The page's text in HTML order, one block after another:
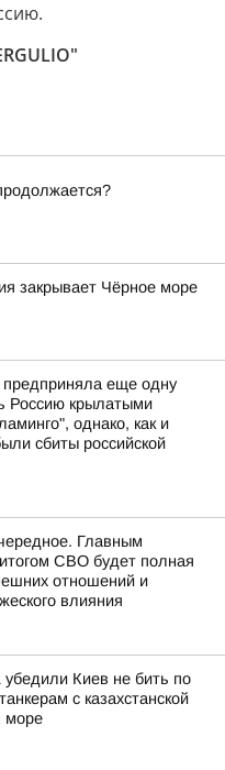
закрывает Чёрное море
предприняла еще одну
Россию крылатыми
однако, как и
сбиты российской
Главным
СВО будет полная
отношений и
влияния
Киев не бить по
с казахстанской
море